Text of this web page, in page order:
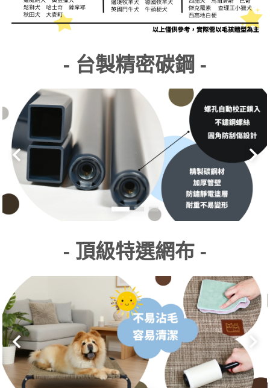
- 台製精密碳鋼 -
- 頂級特選網布 -